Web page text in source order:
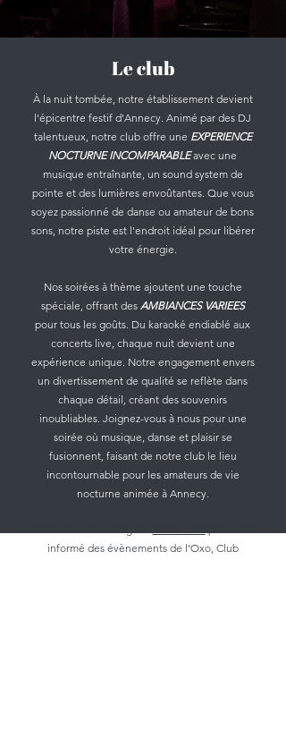
Le club
À la nuit tombée, notre établissement devient
l'épicentre festif d'Annecy. Animé par des DJ
talentueux, notre club offre une EXPERIENCE
NOCTURNE INCOMPARABLEavec une
musique entraînante, un sound system de
pointe et des lumières envoûtantes. Que vous
soyez passionné de danse ou amateur de bons
sons, notre piste est l'endroit idéal pour libérer
votre énergie.
Nos soirées à thème ajoutent une touche
spéciale, offrant des AMBIANCES VARIEES
pour tous les goûts. Du karaoké endiablé aux
concerts live, chaque nuit devient une
expérience unique. Notre engagement envers
un divertissement de qualité se reflète dans
chaque détail, créant des souvenirs
inoubliables. Joignez-vous à nous pour une
soirée où musique, danse et plaisir se
fusionnent, faisant de notre club le lieu
incontournable pour les amateurs de vie
nocturne animée à Annecy.
informé des évènements de l'Oxo, Club